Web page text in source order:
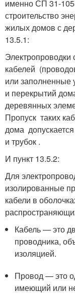
именно СП 31-
строительство
жилых домов с
13.5.1:
Электропроводки
кабелей
или заполненные
и перекрытий
деревянных
Пропуск таких
дома
и трубок .
И пункт 13.5.2:
Для
изолированные
кабели в
Кабель — это
проводника,
изоляцией.
Провод — это
имеющий или